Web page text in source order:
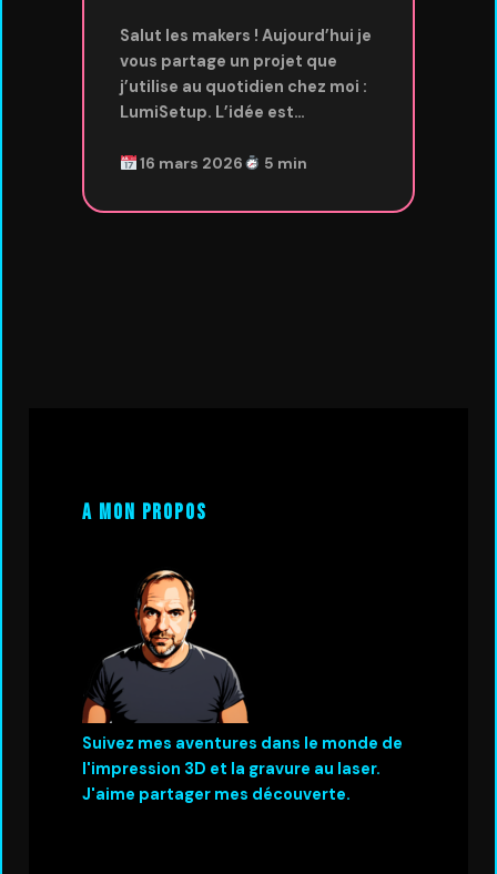
Salut les makers ! Aujourd’hui je
vous partage un projet que
j’utilise au quotidien chez moi :
LumiSetup. L’idée est…
16 mars 2026 5 min
A mon propos
Suivez mes aventures dans le monde de
l'impression 3D et la gravure au laser.
J'aime partager mes découverte.